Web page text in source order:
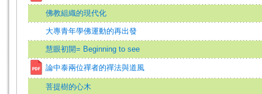
佛教組織的現代化
大專青年學佛運動的再出發
慧眼初開= Beginning to see
論中泰兩位禪者的禪法與道風
菩提樹的心木